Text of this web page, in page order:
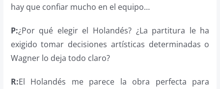
hay que confiar mucho en el equipo…
P:¿Por qué elegir el Holandés? ¿La partitura le ha
exigido tomar decisiones artísticas determinadas o
Wagner lo deja todo claro?
R:El Holandés me parece la obra perfecta para